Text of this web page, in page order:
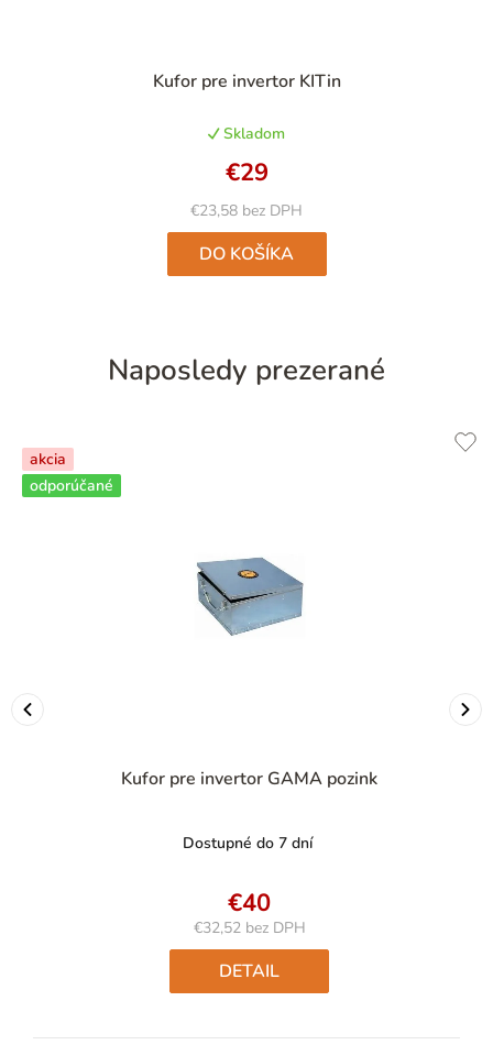
Kufor pre invertor KITin
hodnotenie
je
4,9
z
5
hviezdičiek.
Skladom
€23,58 bez DPH
€29
DO KOŠÍKA
Naposledy prezerané
akcia
odporúčané
Kufor pre invertor GAMA pozink
Dostupné do 7 dní
€40
€32,52 bez DPH
Jednotková
cena:
DETAIL